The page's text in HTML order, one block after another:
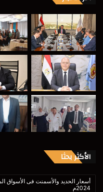
الأكثر بحثا
2024م